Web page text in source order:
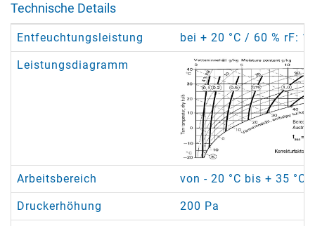
Technische Details
Entfeuchtungsleistung bei + 20 °C / 60 % rF:
Leistungsdiagramm
Arbeitsbereich von - 20 °C bis + 35 °C
Druckerhöhung 200 Pa